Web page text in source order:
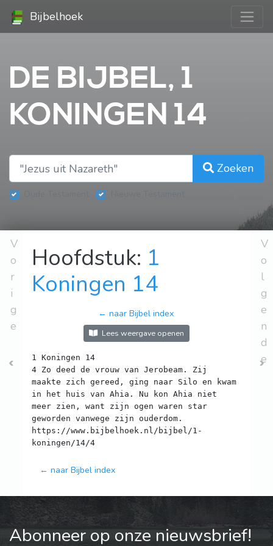
Bijbelhoek
DE BIJBEL, 1
KONINGEN 14
Zoeken
V
o
r
i
g
e
Hoofdstuk: 1
Koningen 14
← naar Bijbel index
Lees weergave openen
1 Koningen 14
4 Zo deed de vrouw van Jerobeam. Zij
maakte zich gereed, ging naar Silo en kwam
in het huis van Ahia. Nu kon Ahia niet
meer zien, want zijn ogen waren star
geworden vanwege zijn ouderdom.
https://www.bijbelhoek.nl/bijbel/1-
← naar Bijbel index
V
o
l
g
e
n
d
e
Abonneer op onze nieuwsbrief!